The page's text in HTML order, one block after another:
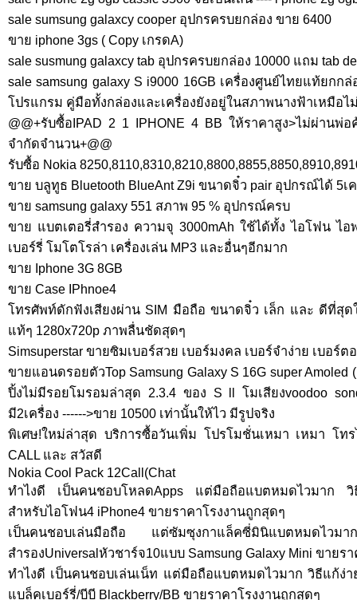
sale sumsung galaxcy cooper อุปกรครบยกล่อง ขาย 6400
ขาย iphone 3gs ( Copy เกรดA)
sale susmung galaxcy tab อุปกรครบยกล่อง 10000 แถม tab
sale samsung galaxy S i9000 16GB เครื่องศูนย์ไทยแท้ยก
โปรแกรม คู่มือทั้งกล่องและเครื่องยังอยู่ในสภาพนางฟ้าเหมือไ
@@+รับซื้อIPAD 2 1 IPHONE 4 BB ให้ราคาสูง>ไม่ผ่านพ่อ
จำกัดจำนวน+@@
รับซื้อ Nokia
ขาย บลูทูธ Bluetooth BlueAnt Z9i ขนาดจิ๋ว pair อุปกรณ์ได้ 5เ
ขาย samsung galaxy 551 สภาพ 95 % อุปกรณ์ครบ
ขาย แบตเตอรี่สำรอง ความจุ 3000mAh ใช้ได้ทั้ง ไอโฟน ไ
เบอร์รี่ โมโตโรล่า เครื่องเล่น MP3 และอื่นๆอีกมาก
ขาย Iphone 3G 8GB
ขาย Case IPhnoe4
โทรศัพท์ดักฟังเสียงผ่าน SIM มือถือ ขนาดจิ๋ว เล็ก และ ดีที่สุ
แท้ๆ 1280x720p ภาพลื่นชัดสุดๆ
Simsuperstar ขายซิมเบอร์สวย เบอร์มงคล เบอร์จำง่าย เบอร์
ขายแอนดรอยตัวTop Samsung Galaxy S 16G super
ปิ้งไม่มีรอยโมรอมล่าสุด 2.3.4 ของ S ll โมเสียงvoodoo
มี2เครื่อง ------>ขาย 10500 เท่านั้นให้ไว มีรูปจริง
พิเศษ!ใหม่ล่าสุด บริการซื้อวันเพิ่ม โปรโมชั่นเหมา เหมา โท
CALL และ สวัสดี
Nokia Cool Pack 12Call(Chat
ทำไงดี เป็นคนชอบโหลดApps แต่มือถือแบตหมดไวมาก วิ
สำหรับไอโฟน4 iPhone4 ขายราคาโรงงานถูกสุดๆ
เป็นคนชอบเล่นมือถือ แต่ซัมซุงกาแล็คซี่มินิแบตหมดไวม
สำรองUniversalหัวชาร์จ10แบบ Samsung Galaxy Mini ขายร
ทำไงดี เป็นคนชอบเล่นเน็ท แต่มือถือแบตหมดไวมาก วิธีแก้ง่
แบล็คเบอร์รี่/บีบี Blackberry/BB ขายราคาโรงงานถูกสุดๆ